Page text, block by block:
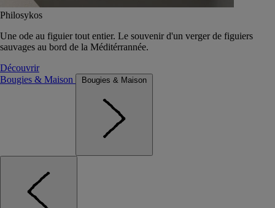
Philosykos
Une ode au figuier tout entier. Le souvenir d'un verger de figuiers
sauvages au bord de la Méditérrannée.
Découvrir
Bougies & Maison
Bougies & Maison